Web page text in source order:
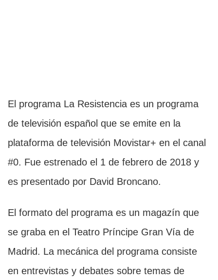
El programa La Resistencia es un programa
de televisión español que se emite en la
plataforma de televisión Movistar+ en el canal
#0. Fue estrenado el 1 de febrero de 2018 y
es presentado por David Broncano.
El formato del programa es un magazín que
se graba en el Teatro Príncipe Gran Vía de
Madrid. La mecánica del programa consiste
en entrevistas y debates sobre temas de